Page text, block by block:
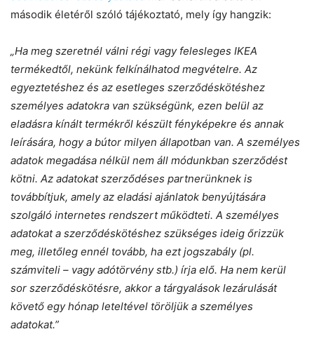
második életéről szóló tájékoztató, mely így hangzik:
„Ha meg szeretnél válni régi vagy felesleges IKEA
termékedtől, nekünk felkínálhatod megvételre. Az
egyeztetéshez és az esetleges szerződéskötéshez
személyes adatokra van szükségünk, ezen belül az
eladásra kínált termékről készült fényképekre és annak
leírására, hogy a bútor milyen állapotban van. A személyes
adatok megadása nélkül nem áll módunkban szerződést
kötni. Az adatokat szerződéses partnerünknek is
továbbítjuk, amely az eladási ajánlatok benyújtására
szolgáló internetes rendszert működteti. A személyes
adatokat a szerződéskötéshez szükséges ideig őrizzük
meg, illetőleg ennél tovább, ha ezt jogszabály (pl.
számviteli – vagy adótörvény stb.) írja elő. Ha nem kerül
sor szerződéskötésre, akkor a tárgyalások lezárulását
követő egy hónap leteltével töröljük a személyes
adatokat.”